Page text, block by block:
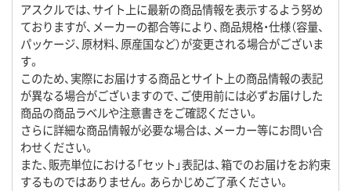
アスクルでは、サイト上に最新の商品情報を表示するよう努め
ておりますが、メーカーの都合等により、商品規格・仕様（容量、
パッケージ、原材料、原産国など）が変更される場合がございま
す。
このため、実際にお届けする商品とサイト上の商品情報の表記
が異なる場合がございますので、ご使用前には必ずお届けした
商品の商品ラベルや注意書きをご確認ください。
さらに詳細な商品情報が必要な場合は、メーカー等にお問い合
わせください。
また、販売単位における「セット」表記は、箱でのお届けをお約束
するものではありません。あらかじめご了承ください。